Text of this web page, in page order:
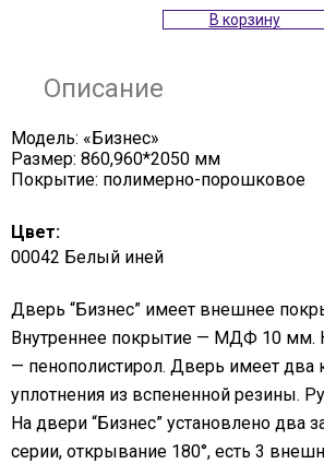
В корзину
Описание
Модель: «Бизнес»
Размер: 860,960*2050 мм
Покрытие: полимерно-порошковое
Цвет:
00042 Белый иней
Дверь “Бизнес” имеет внешнее
Внутреннее покрытие — МДФ 10 мм.
— пенополистирол. Дверь имеет два
уплотнения из вспененной резины.
На двери “Бизнес” установлено два
серии, открывание 180°, есть 3